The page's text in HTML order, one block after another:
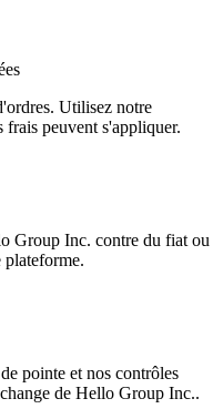
Utilisez notre
frais peuvent s'appliquer.
Group Inc. contre du fiat ou
plateforme.
pointe et nos contrôles
de Hello Group Inc..